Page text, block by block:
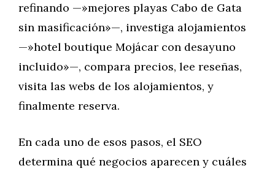
refinando —»mejores playas Cabo de Gata
sin masificación»—, investiga alojamientos
—»hotel boutique Mojácar con desayuno
incluido»—, compara precios, lee reseñas,
visita las webs de los alojamientos, y
finalmente reserva.
En cada uno de esos pasos, el SEO
determina qué negocios aparecen y cuáles